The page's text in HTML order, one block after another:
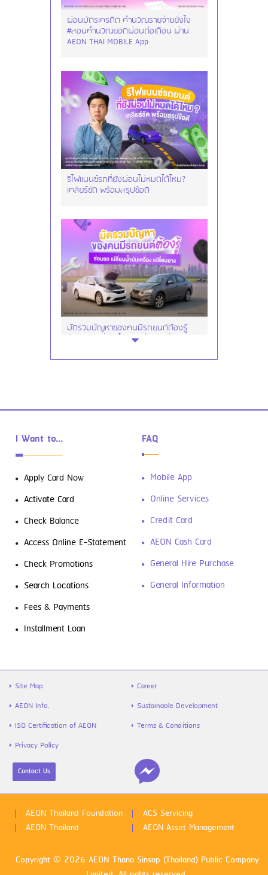
ผ่อนบัตรเครดิต คำนวณรายจ่ายยังไง
#สอนคำนวณยอดผ่อนต่อเดือน ผ่าน
AEON THAI MOBILE App
รีไฟแนนซ์รถที่ยังผ่อนไม่หมดได้ไหม?
เคลียร์ชัด พร้อมสรุปข้อดี
มัดรวมปัญหาของคนมีรถยนต์ต้องรู้
ซ่อมรถ เปลี่ยนน้ำมันเครื่อง เปลี่ยนยาง
ดาวน์โหลดฟรี! 4 แอปการเงินที่ต้องมีติด
รู้จัก “สินเชื่อส่วนบุคคล” ตัวช่วยเงิน
ขาดมือ พร้อมวิธีใช้ให้คุ้ม และไม่เป็นหนี้ซ้ำ
ไข้หวัดใหญ่สายพันธุ์ A VS B ต่างกันยัง
ไง พร้อมวิธีป้องกันก่อนป่วย
I Want to...
Apply Card Now
Activate Card
Check Balance
Access Online E-Statement
Check Promotions
Search Locations
Fees & Payments
Installment Loan
FAQ
Mobile App
Online Services
Credit Card
AEON Cash Card
General Hire Purchase
General Information
Site Map
Career
AEON Info.
Sustainable Development
ISO Certification of AEON
Terms & Conditions
Privacy Policy
Contact Us
AEON Thailand Foundation
ACS Servicing
AEON Thailand
AEON Asset Management
Copyright © 2026 AEON Thana Sinsap (Thailand) Public Company